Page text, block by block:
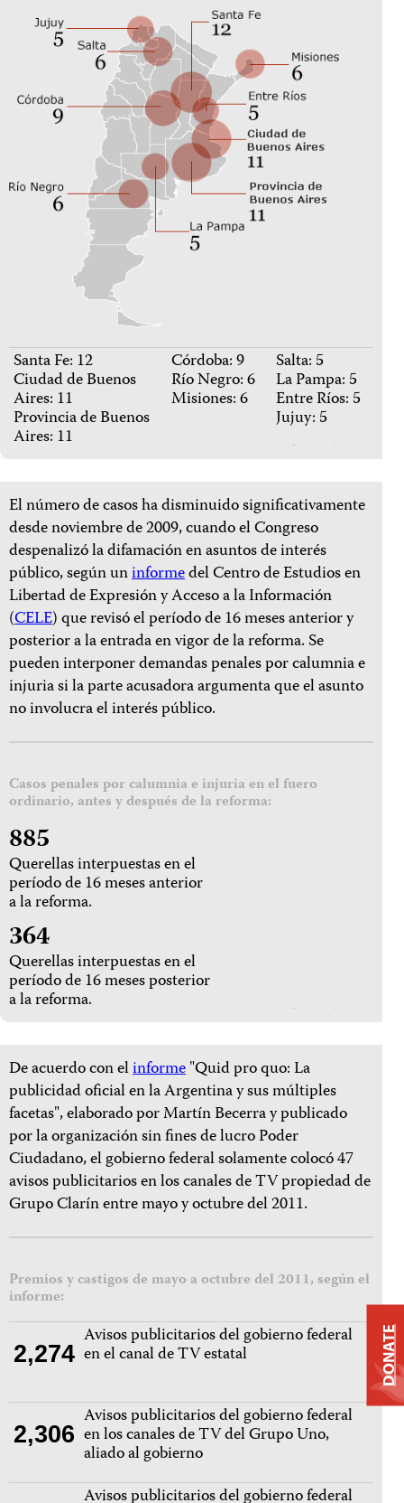
Santa Fe: 12
Ciudad de Buenos
Aires: 11
Provincia de Buenos
Aires: 11
Córdoba: 9
Río Negro: 6
Misiones: 6
Salta: 5
La Pampa: 5
Entre Ríos: 5
Jujuy: 5
El número de casos ha disminuido significativamente
desde noviembre de 2009, cuando el Congreso
despenalizó la difamación en asuntos de interés
público, según uninformedel Centro de Estudios en
Libertad de Expresión y Acceso a la Información
(CELE) que revisó el período de 16 meses anterior y
posterior a la entrada en vigor de la reforma. Se
pueden interponer demandas penales por calumnia e
injuria si la parte acusadora argumenta que el asunto
no involucra el interés público.
Casos penales por calumnia e injuria en el fuero
ordinario, antes y después de la reforma:
885
Querellas interpuestas en el
período de 16 meses anterior
a la reforma.
364
Querellas interpuestas en el
período de 16 meses posterior
a la reforma.
De acuerdo con elinforme"Quid pro quo: La
publicidad oficial en la Argentina y sus múltiples
facetas", elaborado por Martín Becerra y publicado
por la organización sin fines de lucro Poder
Ciudadano, el gobierno federal solamente colocó 47
avisos publicitarios en los canales de TV propiedad de
Grupo Clarín entre mayo y octubre del 2011.
Premios y castigos de mayo a octubre del 2011, según el
informe:
2,274
Avisos publicitarios del gobierno federal
en el canal de TV estatal
2,306
Avisos publicitarios del gobierno federal
en los canales de TV del Grupo Uno,
aliado al gobierno
Avisos publicitarios del gobierno federal
DONATE